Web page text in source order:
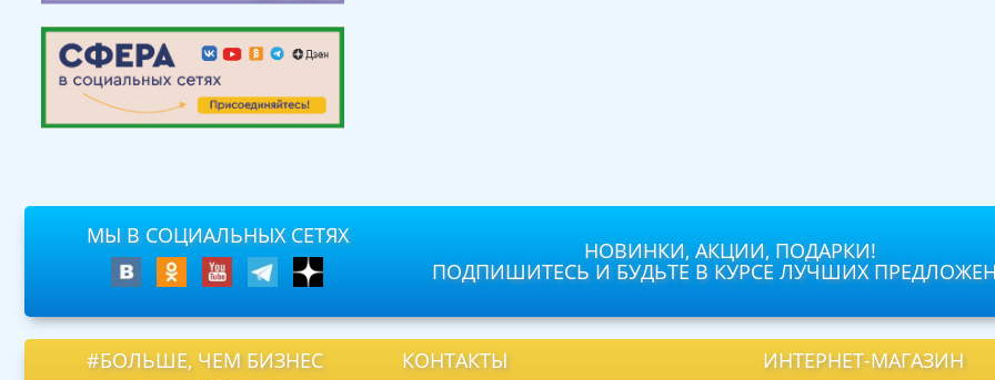
МЫ В СОЦИАЛЬНЫХ СЕТЯХ
НОВИНКИ, АКЦИИ, ПОДАРКИ!
ПОДПИШИТЕСЬ И БУДЬТЕ В КУРСЕ ЛУЧШИХ
#БОЛЬШЕ, ЧЕМ БИЗНЕС КОНТАКТЫ ИНТЕРНЕТ-МАГАЗИН